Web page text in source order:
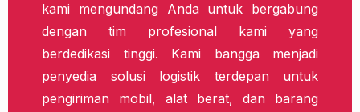
kami mengundang Anda untuk bergabung
dengan tim profesional kami yang
berdedikasi tinggi. Kami bangga menjadi
penyedia solusi logistik terdepan untuk
pengiriman mobil, alat berat, dan barang